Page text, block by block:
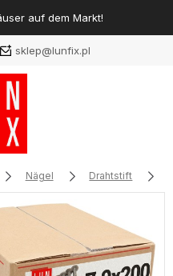
auf dem Markt!
sklep@lunfix.pl
Nägel Drahtstift